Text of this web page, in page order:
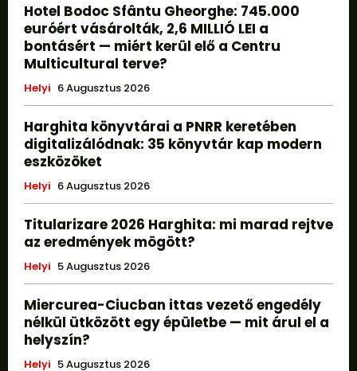
Hotel Bodoc Sfântu Gheorghe: 745.000
euróért vásárolták, 2,6 MILLIÓ LEI a
bontásért — miért kerül elő a Centru
Multicultural terve?
Helyi 6 Augusztus 2026
Harghita könyvtárai a PNRR keretében
digitalizálódnak: 35 könyvtár kap modern
eszközöket
Helyi 6 Augusztus 2026
Titularizare 2026 Harghita: mi marad rejtve
az eredmények mögött?
Helyi 5 Augusztus 2026
Miercurea-Ciucban ittas vezető engedély
nélkül ütközött egy épületbe — mit árul el a
helyszín?
Helyi 5 Augusztus 2026